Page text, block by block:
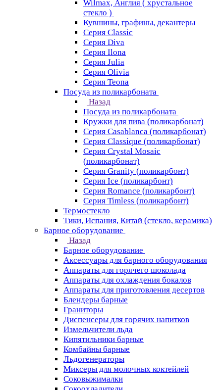
Wilmax, Англия ( хрустальное
стекло )
Кувшины, графины, декантеры
Серия Classic
Серия Diva
Серия Ilona
Серия Julia
Серия Olivia
Серия Teona
Посуда из поликарбоната
Назад
Посуда из поликарбоната
Кружки для пива (поликарбонат)
Серия Casablanсa (поликарбонат)
Серия Classique (поликарбонат)
Серия Crystal Mosaic
(поликарбонат)
Серия Granity (поликарбонт)
Серия Ice (поликарбонт)
Серия Romance (поликарбонт)
Серия Timless (поликарбонт)
Термостекло
Тики, Испания, Китай (стекло, керамика)
Барное оборудование
Назад
Барное оборудование
Аксессуары для барного оборудования
Аппараты для горячего шоколада
Аппараты для охлаждения бокалов
Аппараты для приготовления десертов
Блендеры барные
Граниторы
Диспенсеры для горячих напитков
Измельчители льда
Кипятильники барные
Комбайны барные
Льдогенераторы
Миксеры для молочных коктейлей
Соковыжималки